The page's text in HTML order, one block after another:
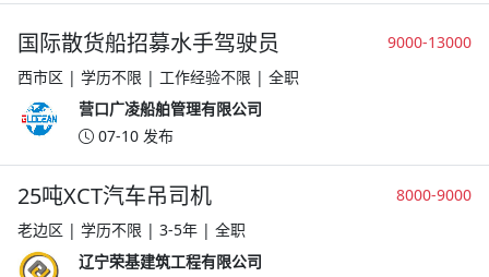
9000-13000
国际散货船招募水手驾驶员
西市区 | 学历不限 | 工作经验不限 | 全职
营口广凌船舶管理有限公司
07-10 发布
8000-9000
25吨XCT汽车吊司机
老边区 | 学历不限 | 3-5年 | 全职
辽宁荣基建筑工程有限公司